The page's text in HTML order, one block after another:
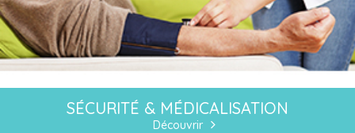
SÉCURITÉ & MÉDICALISATION
Découvrir